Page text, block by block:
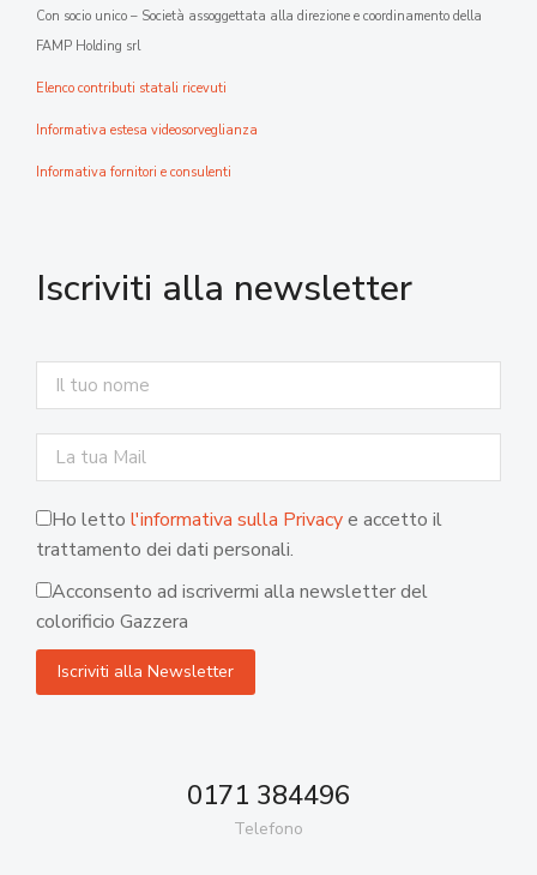
Con socio unico – Società assoggettata alla direzione e coordinamento della
FAMP Holding srl
Elenco contributi statali ricevuti
Informativa estesa videosorveglianza
Informativa fornitori e consulenti
Iscriviti alla newsletter
Ho letto l'informativa sulla Privacye accetto il
trattamento dei dati personali.
Acconsento ad iscrivermi alla newsletter del
colorificio Gazzera
0171 384496
Telefono